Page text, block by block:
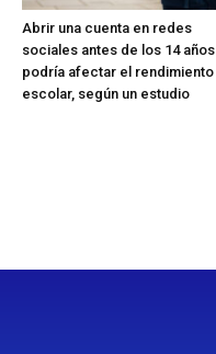
Abrir una cuenta en redes
sociales antes de los 14 años
podría afectar el rendimiento
escolar, según un estudio